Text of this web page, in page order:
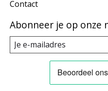
Contact
Abonneer je op onze